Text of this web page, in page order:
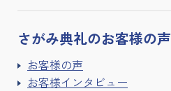
さがみ典礼のお客様の声
お客様の声
お客様インタビュー